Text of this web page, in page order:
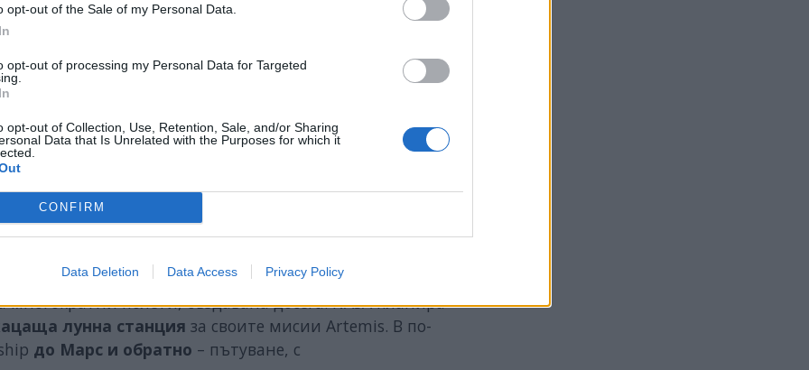
opt-out of the Sale of my Personal Data.
opt-out of processing my Personal Data for Targeted
opt-out of Collection, Use, Retention, Sale, and/or Sharing
Data that Is Unrelated with the Purposes for which it
CONFIRM
Data Deletion Data Access Privacy Policy
изстрелвания на Starship
, както направи през
е довел до
на експеримента или стойността на щетите в
да осъществи грандиозни икономии на
неуспешно изстрелване е осъществено
през януари.
се казва, че поддържат постоянен контакт с FAA и
, докато работим за осигуряване на
многократни полети, създавана досега. NASA планира
лунна станция за своите мисии Artemis. В по-
до Марс и обратно – пътуване, с